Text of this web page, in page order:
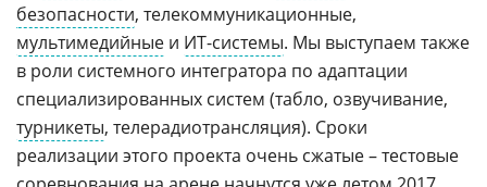
безопасности, телекоммуникационные,
мультимедийные и ИТ-системы. Мы выступаем также
в роли системного интегратора по адаптации
специализированных систем (табло, озвучивание,
турникеты, телерадиотрансляция). Сроки
реализации этого проекта очень сжатые – тестовые